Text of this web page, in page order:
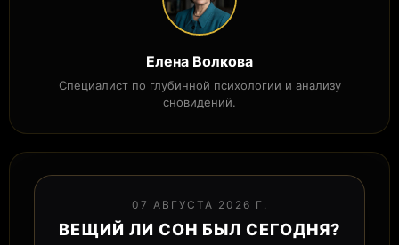
Елена Волкова
Специалист по глубинной психологии и анализу
сновидений.
07 АВГУСТА 2026 Г.
ВЕЩИЙ ЛИ СОН БЫЛ СЕГОДНЯ?